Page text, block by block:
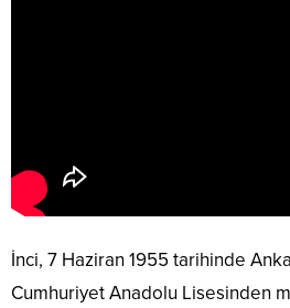
İnci, 7 Haziran 1955 tarihinde
Cumhuriyet Anadolu Lisesinden